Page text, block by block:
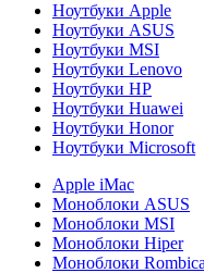
Ноутбуки Apple
Ноутбуки ASUS
Ноутбуки MSI
Ноутбуки Lenovo
Ноутбуки HP
Ноутбуки Huawei
Ноутбуки Honor
Ноутбуки Microsoft
Apple iMac
Моноблоки ASUS
Моноблоки MSI
Моноблоки Hiper
Моноблоки Rombica